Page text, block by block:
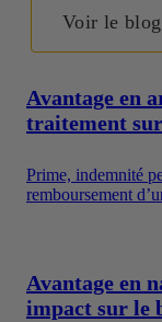
Voir le blog
Avantage en
traitement
Prime, indemnité
remboursement
autant, toutes les
rémunération, les
et les dispositifs
Avantage en
impact sur le